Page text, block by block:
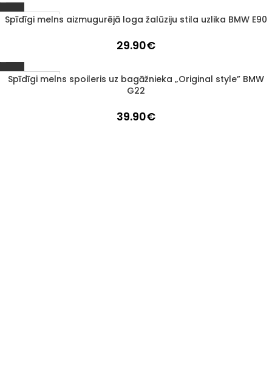
IZPĀRDOTS
Spīdīgi melns aizmugurējā loga žalūziju stila uzlika BMW E90
29.90€
1–3 D. D.
Spīdīgi melns spoileris uz bagāžnieka „Original style” BMW
G22
39.90€